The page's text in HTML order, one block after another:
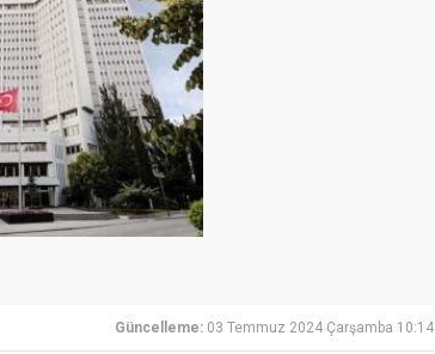
Güncelleme: 03 Temmuz 2024 Çarşamba 10:14